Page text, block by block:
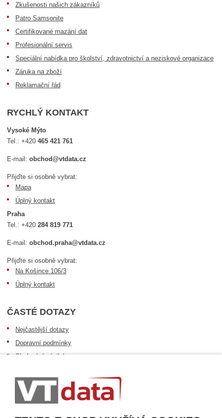
Zkušenosti našich zákazníků
Patro Samsonite
Certifikované mazání dat
Profesionální servis
Speciální nabídka pro školství, zdravotnictví a neziskové organizace
Záruka na zboží
Reklamační řád
RYCHLÝ KONTAKT
Vysoké Mýto
Tel.:+420465 421 761
E-mail:obchod@vtdata.cz
Přijďte si osobně vybrat:
Mapa
Úplný kontakt
Praha
Tel.:+420284 819 771
E-mail:obchod.praha@vtdata.cz
Přijďte si osobně vybrat:
Na Košince 106/3
Úplný kontakt
ČASTÉ DOTAZY
Nejčastější dotazy
Dopravní podmínky
Sledování zásilek
Informace k dostupnosti zboží
Obecné informace